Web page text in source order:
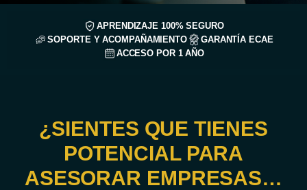
APRENDIZAJE 100% SEGURO
SOPORTE Y ACOMPAÑAMIENTO
GARANTÍA ECAE
ACCESO POR 1 AÑO
¿SIENTES QUE TIENES
POTENCIAL PARA
ASESORAR EMPRESAS…